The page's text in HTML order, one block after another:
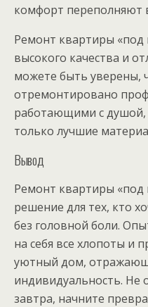
комфорт переполняют
Ремонт квартиры «под
высокого качества и
можете быть уверены,
отремонтировано
работающими с душой,
только лучшие
Вывод
Ремонт квартиры «под
решение для тех, кто
без головной боли.
на себя все хлопоты и
уютный дом,
индивидуальность. Не
завтра, начните